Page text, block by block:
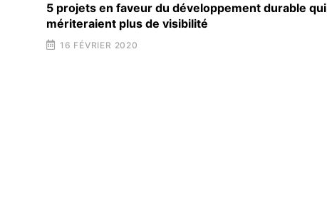
5 projets en faveur du développement durable qui
mériteraient plus de visibilité
16 FÉVRIER 2020